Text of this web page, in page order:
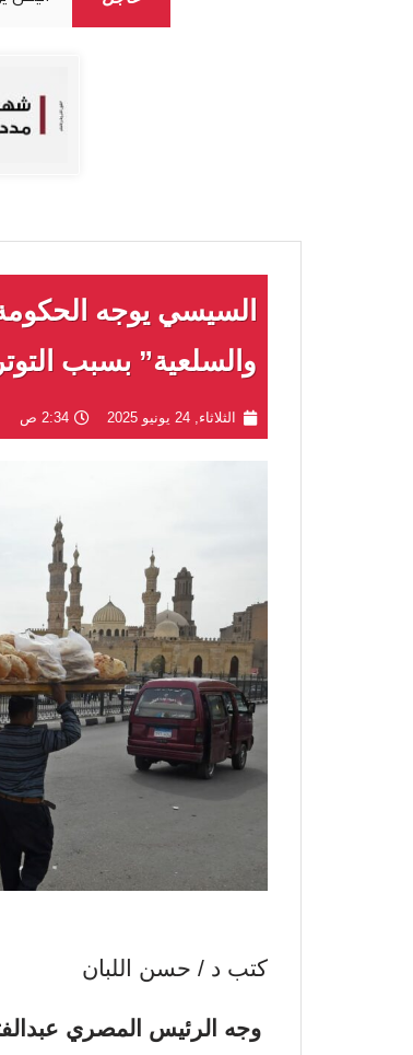
السيسي يوجه الحكومة
والسلعية” بسبب
الثلاثاء, 24 يونيو 2025 2:34 ص
كتب د / حسن اللبان
وجه الرئيس المصري